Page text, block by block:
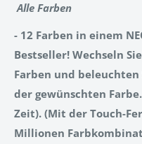
Alle Farben
- 12 Farben in einem
Bestseller! Wechseln
Farben und
der gewünschten
Zeit). (Mit der Touch-
Millionen